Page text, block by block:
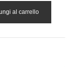
al carrello